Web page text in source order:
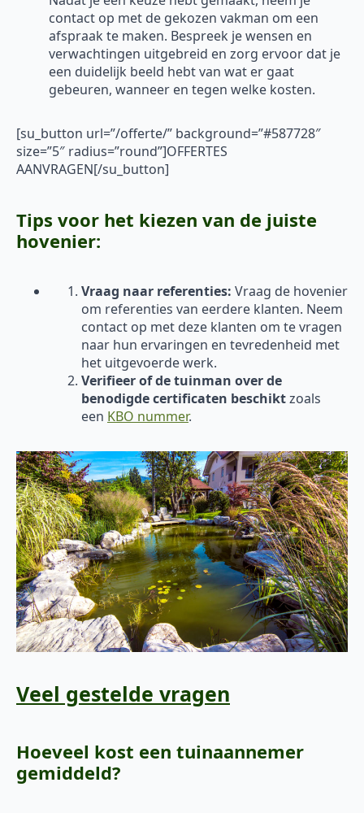
contact op met de gekozen vakman om een
afspraak te maken. Bespreek je wensen en
verwachtingen uitgebreid en zorg ervoor dat je
een duidelijk beeld hebt van wat er gaat
gebeuren, wanneer en tegen welke kosten.
[su_button url=”/offerte/” background=”#587728″
size=”5″ radius=”round”]OFFERTES
AANVRAGEN[/su_button]
Tips voor het kiezen van de juiste
hovenier:
Vraag naar referenties: Vraag de hovenier
om referenties van eerdere klanten. Neem
contact op met deze klanten om te vragen
naar hun ervaringen en tevredenheid met
het uitgevoerde werk.
Verifieer of de tuinman over de
benodigde certificaten beschiktzoals
een KBO nummer.
Veel gestelde vragen
Hoeveel kost een tuinaannemer
gemiddeld?